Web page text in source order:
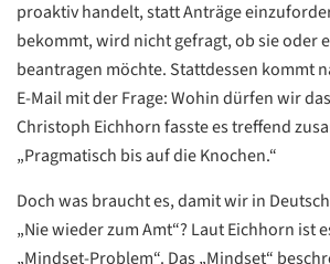
proaktiv handelt, statt Anträge
bekommt, wird nicht gefragt, ob sie oder
beantragen möchte. Stattdessen kommt
E-Mail mit der Frage: Wohin dürfen wir
Christoph Eichhorn fasste es treffend
„Pragmatisch bis auf die Knochen.“
Doch was braucht es, damit wir in
„Nie wieder zum Amt“? Laut Eichhorn ist
„Mindset-Problem“. Das „Mindset“